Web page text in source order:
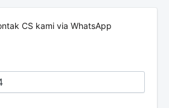
CS kami via WhatsApp